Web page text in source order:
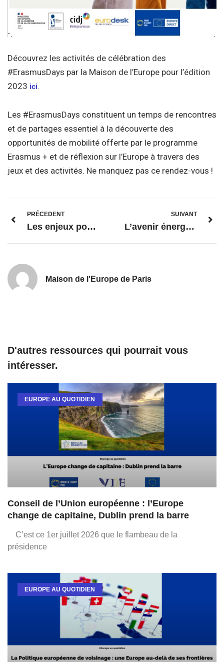
Découvrez les activités de célébration des
#ErasmusDays par la Maison de l’Europe pour l’édition
2023 ici.
Les #ErasmusDays constituent un temps de rencontres
et de partages essentiel à la découverte des
opportunités de mobilité offerte par le programme
Erasmus + et de réflexion sur l’Europe à travers des
jeux et des activités. Ne manquez pas ce rendez-vous !
PRÉCEDENT
Les enjeux pour l’Europe à l’aune des Rapports Letta et Draghi
SUIVANT
L’avenir énergétique de l’Europe
Maison de l'Europe de Paris
D'autres ressources qui pourrait vous
intéresser.
EUROPE AU QUOTIDIEN
Conseil de l’Union européenne : l’Europe
change de capitaine, Dublin prend la barre
C’est ce 1er juillet 2026 que le flambeau de la
présidence
EUROPE AU QUOTIDIEN